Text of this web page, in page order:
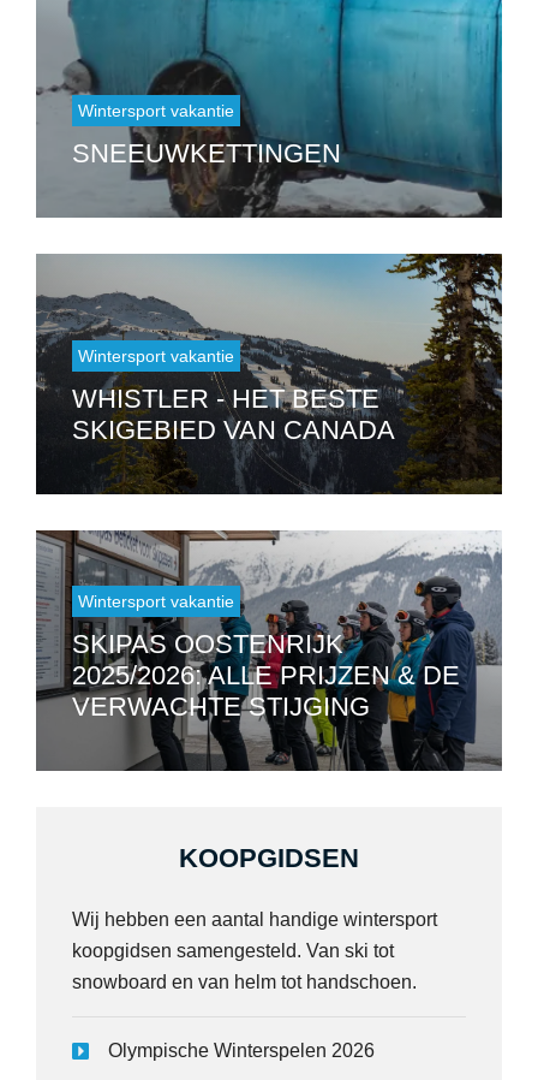
Wintersport vakantie
SNEEUWKETTINGEN
Wintersport vakantie
WHISTLER - HET BESTE
SKIGEBIED VAN CANADA
Wintersport vakantie
SKIPAS OOSTENRIJK
2025/2026: ALLE PRIJZEN & DE
VERWACHTE STIJGING
KOOPGIDSEN
Wij hebben een aantal handige wintersport
koopgidsen samengesteld. Van ski tot
snowboard en van helm tot handschoen.
Olympische Winterspelen 2026